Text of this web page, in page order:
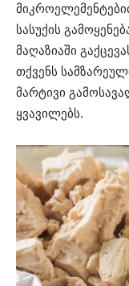
სასუქის
მაღაზიაში
თქვენს
მარტივი
ყვავილებს.